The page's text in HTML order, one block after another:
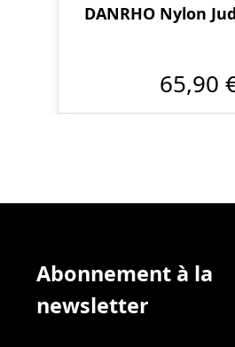
DANRHO Nylon
65,90
Abonnement à la
newsletter